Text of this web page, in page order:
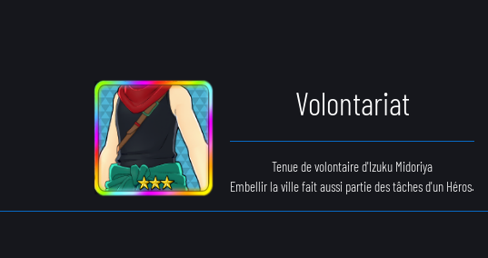
Volontariat
Tenue de volontaire d'Izuku Midoriya
Embellir la ville fait aussi partie des tâches d'un Héros.